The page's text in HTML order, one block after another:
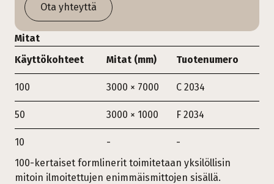
Ota yhteyttä
Mitat
Käyttökohteet
Mitat (mm) Tuotenumero
100 3000 × 7000 C 2034
50 3000 × 1000 F 2034
10 -
-
100-kertaiset formlinerit toimitetaan yksilöllisin
mitoin ilmoitettujen enimmäismittojen sisällä.